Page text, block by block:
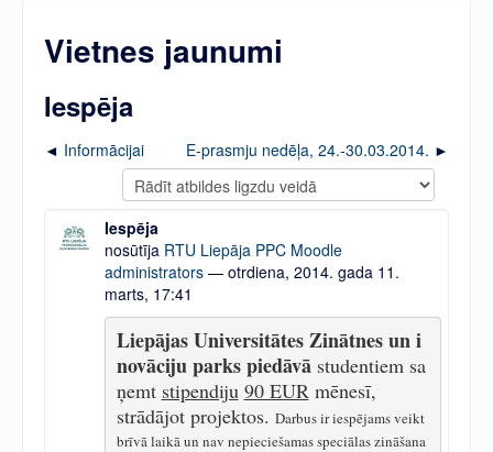
Vietnes jaunumi
Iespēja
Informācijai E-prasmju nedēļa, 24.-30.03.2014.
Iespēja
nosūtīja RTU Liepāja PPC Moodle
administrators — otrdiena, 2014. gada 11.
marts, 17:41
Liepājas Universitātes Zinātnes un i
novāciju parks piedāvā studentiem sa
ņemt stipendiju 90 EUR mēnesī,
strādājot projektos. Darbus ir iespējams veikt
brīvā laikā un nav nepieciešamas speciālas zināšana